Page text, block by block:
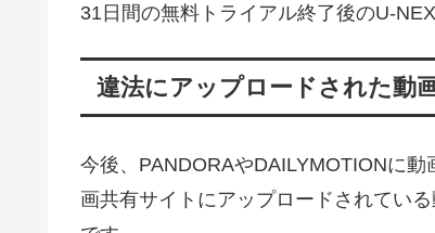
31日間の無料トライアル終了後のU-
違法にアップロードされた動
今後、PANDORAやDAILYMOTIONに
画共有サイトにアップロードされてい